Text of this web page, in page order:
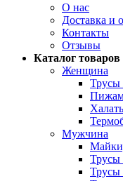
О нас
Доставка и
Контакты
Отзывы
Каталог товаров
Женщина
Трусы
Мужчина
Трусы
Трусы